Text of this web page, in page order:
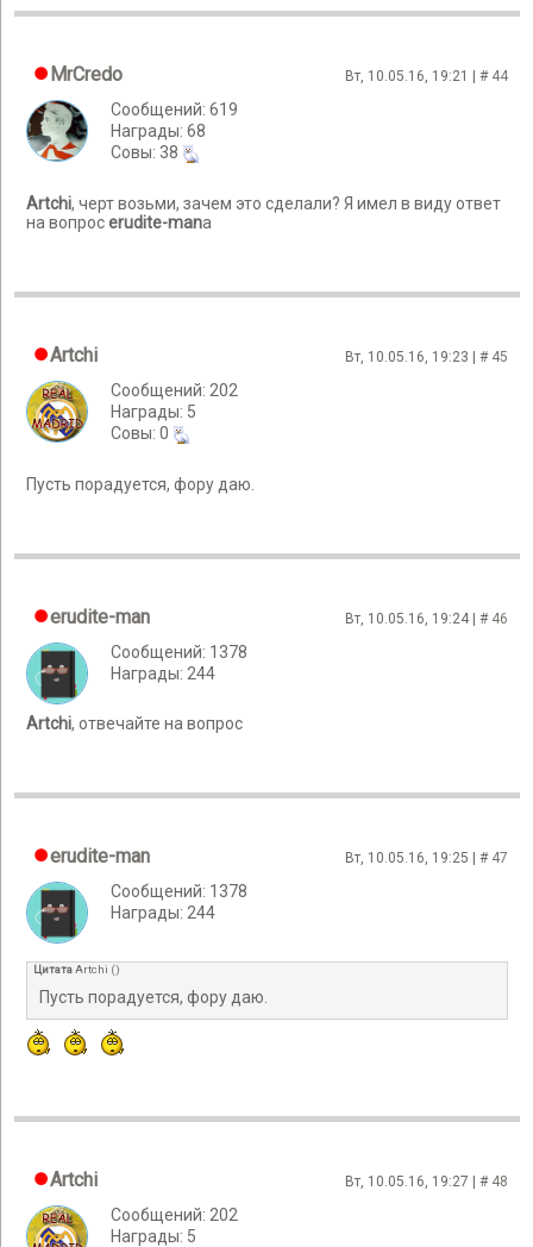
MrCredo Вт, 10.05.16, 19:21 | # 44
Сообщений: 619
Награды: 68
Cовы: 38
Artchi, черт возьми, зачем это сделали? Я имел в виду ответ
на вопросerudite-manа
Artchi Вт, 10.05.16, 19:23 | # 45
Сообщений: 202
Награды: 5
Cовы: 0
Пусть порадуется, фору даю.
erudite-man Вт, 10.05.16, 19:24 | # 46
Сообщений: 1378
Награды: 244
Artchi, отвечайте на вопрос
erudite-man Вт, 10.05.16, 19:25 | # 47
Сообщений: 1378
Награды: 244
Цитата Artchi ()
Пусть порадуется, фору даю.
Artchi Вт, 10.05.16, 19:27 | # 48
Сообщений: 202
Награды: 5